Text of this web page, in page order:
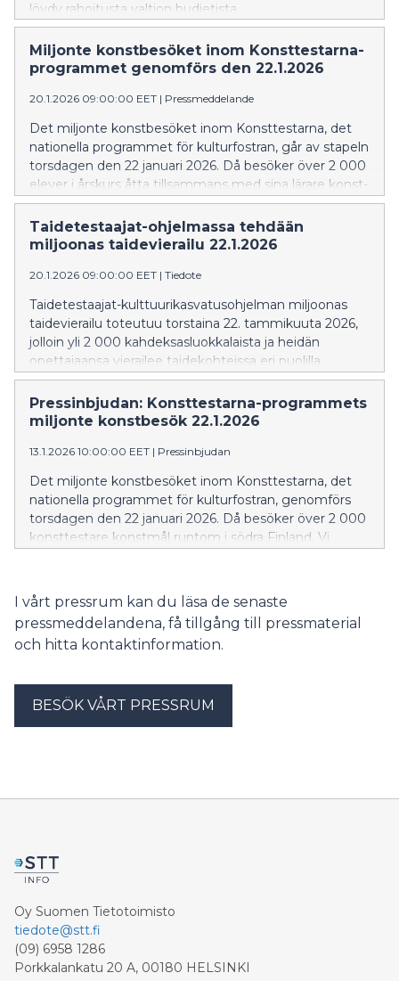
löydy rahoitusta valtion budjetista.
Miljonte konstbesöket inom Konsttestarna-
programmet genomförs den 22.1.2026
20.1.2026 09:00:00 EET | Pressmeddelande
Det miljonte konstbesöket inom Konsttestarna, det
nationella programmet för kulturfostran, går av stapeln
torsdagen den 22 januari 2026. Då besöker över 2 000
elever i årskurs åtta tillsammans med sina lärare konst-
och kulturmål runtom i Södra Finland.
Taidetestaajat-ohjelmassa tehdään
miljoonas taidevierailu 22.1.2026
20.1.2026 09:00:00 EET | Tiedote
Taidetestaajat-kulttuurikasvatusohjelman miljoonas
taidevierailu toteutuu torstaina 22. tammikuuta 2026,
jolloin yli 2 000 kahdeksasluokkalaista ja heidän
opettajaansa vierailee taidekohteissa eri puolilla
eteläistä Suomea.
Pressinbjudan: Konsttestarna-programmets
miljonte konstbesök 22.1.2026
13.1.2026 10:00:00 EET | Pressinbjudan
Det miljonte konstbesöket inom Konsttestarna, det
nationella programmet för kulturfostran, genomförs
torsdagen den 22 januari 2026. Då besöker över 2 000
konsttestare konstmål runtom i södra Finland. Vi
I vårt pressrum kan du läsa de senaste
pressmeddelandena, få tillgång till pressmaterial
och hitta kontaktinformation.
BESÖK VÅRT PRESSRUM
Oy Suomen Tietotoimisto
tiedote@stt.fi
(09) 6958 1286
Porkkalankatu 20 A, 00180 HELSINKI